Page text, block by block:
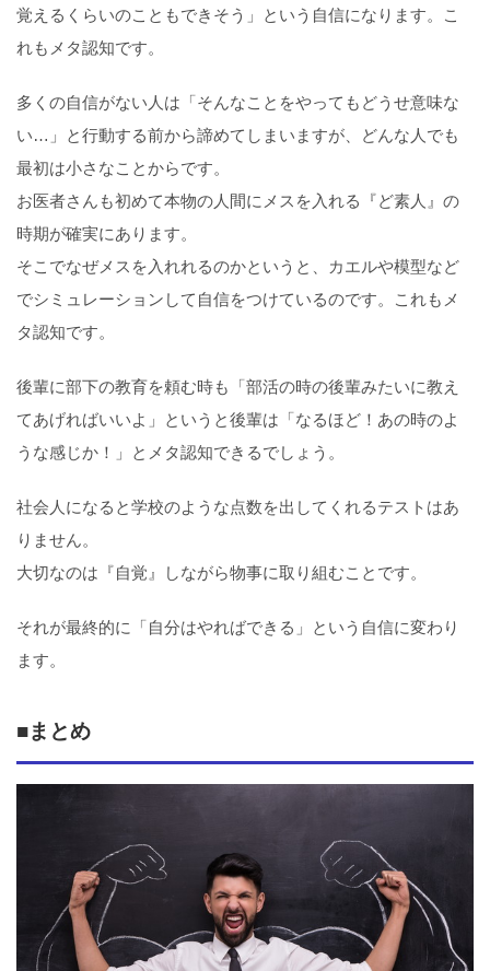
覚えるくらいのこともできそう」という自信になります。こ
れもメタ認知です。
多くの自信がない人は「そんなことをやってもどうせ意味な
い…」と行動する前から諦めてしまいますが、どんな人でも
最初は小さなことからです。
お医者さんも初めて本物の人間にメスを入れる『ど素人』の
時期が確実にあります。
そこでなぜメスを入れれるのかというと、カエルや模型など
でシミュレーションして自信をつけているのです。これもメ
タ認知です。
後輩に部下の教育を頼む時も「部活の時の後輩みたいに教え
てあげればいいよ」というと後輩は「なるほど！あの時のよ
うな感じか！」とメタ認知できるでしょう。
社会人になると学校のような点数を出してくれるテストはあ
りません。
大切なのは『自覚』しながら物事に取り組むことです。
それが最終的に「自分はやればできる」という自信に変わり
ます。
■まとめ